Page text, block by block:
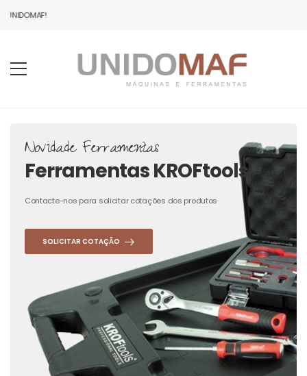
Novidade Ferramentas
Ferramentas KROFtools
Contacte-nos para solicitar cotações dos produtos
SOLICITAR COTAÇÃO